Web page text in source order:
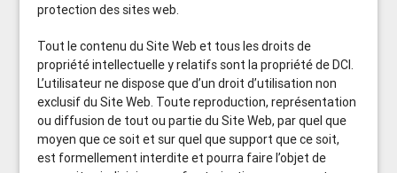
protection des sites web.
Tout le contenu du Site Web et tous les droits de
propriété intellectuelle y relatifs sont la propriété de DCI.
L’utilisateur ne dispose que d’un droit d’utilisation non
exclusif du Site Web. Toute reproduction, représentation
ou diffusion de tout ou partie du Site Web, par quel que
moyen que ce soit et sur quel que support que ce soit,
est formellement interdite et pourra faire l’objet de